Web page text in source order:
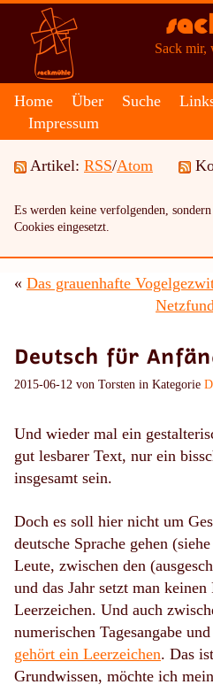
Sack mir,
Home Über Suche
Impressum
Artikel: RSS/Atom
Es werden keine verfolgenden,
Cookies eingesetzt.
« Das grauenhafte
Deutsch für
2015-06-12 von Torsten in Kategorie
Und wieder mal ein
gut lesbarer Text, nur ein
insgesamt sein.
Doch es soll hier nicht um
deutsche Sprache gehen
Leute, zwischen den
und das Jahr setzt man
Leerzeichen. Und auch
numerischen Tagesangabe
gehört ein Leerzeichen. Das
Grundwissen, möchte ich